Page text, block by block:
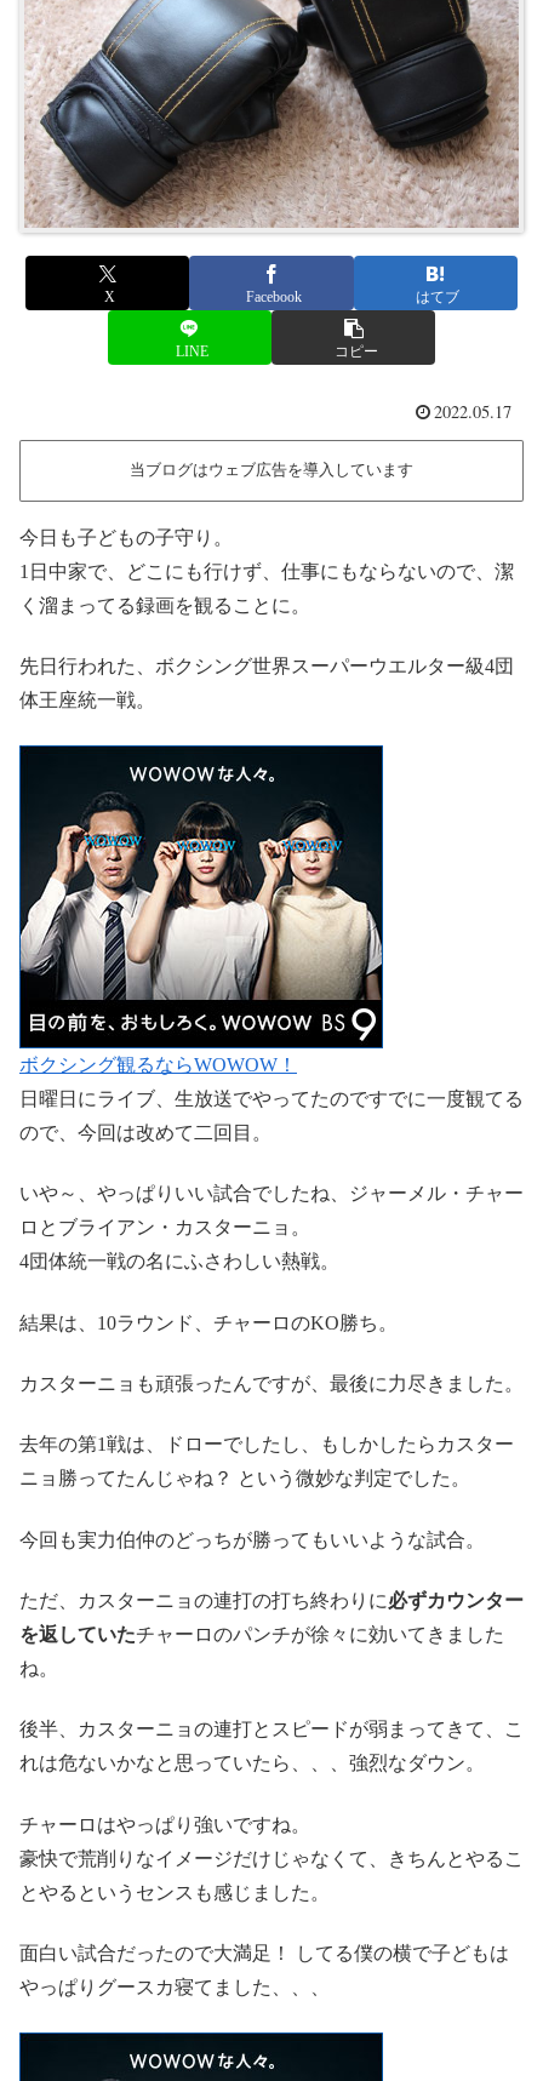
X Facebook はてブ
LINE コピー
2022.05.17
当ブログはウェブ広告を導入しています
今日も子どもの子守り。
1日中家で、どこにも行けず、仕事にもならないので、潔
く溜まってる録画を観ることに。
先日行われた、ボクシング世界スーパーウエルター級4団
体王座統一戦。
ボクシング観るならWOWOW！
日曜日にライブ、生放送でやってたのですでに一度観てる
ので、今回は改めて二回目。
いや～、やっぱりいい試合でしたね、ジャーメル・チャー
ロとブライアン・カスターニョ。
4団体統一戦の名にふさわしい熱戦。
結果は、10ラウンド、チャーロのKO勝ち。
カスターニョも頑張ったんですが、最後に力尽きました。
去年の第1戦は、ドローでしたし、もしかしたらカスター
ニョ勝ってたんじゃね？ という微妙な判定でした。
今回も実力伯仲のどっちが勝ってもいいような試合。
ただ、カスターニョの連打の打ち終わりに必ずカウンター
を返していたチャーロのパンチが徐々に効いてきました
ね。
後半、カスターニョの連打とスピードが弱まってきて、こ
れは危ないかなと思っていたら、、、強烈なダウン。
チャーロはやっぱり強いですね。
豪快で荒削りなイメージだけじゃなくて、きちんとやるこ
とやるというセンスも感じました。
面白い試合だったので大満足！ してる僕の横で子どもは
やっぱりグースカ寝てました、、、